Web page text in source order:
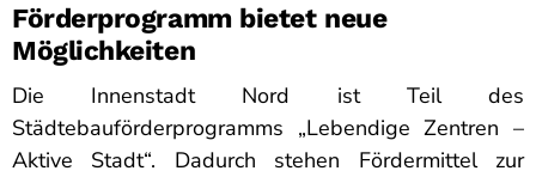
Förderprogramm bietet neue
Möglichkeiten
Die Innenstadt Nord ist Teil des
Städtebauförderprogramms „Lebendige Zentren –
Aktive Stadt“. Dadurch stehen Fördermittel zur